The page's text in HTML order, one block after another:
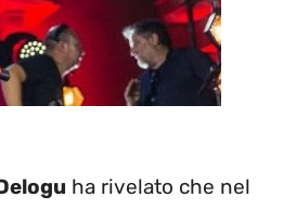
ha rivelato che nel